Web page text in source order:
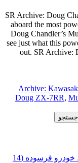
SR Archive: Doug
aboard the most
Doug Chandler’s
see just what this
out. SR Archive:
Archive:
Doug ZX-7RR,
راهنمای کامل مراحل و شرایط اسقاط خودرو فرسوده (14